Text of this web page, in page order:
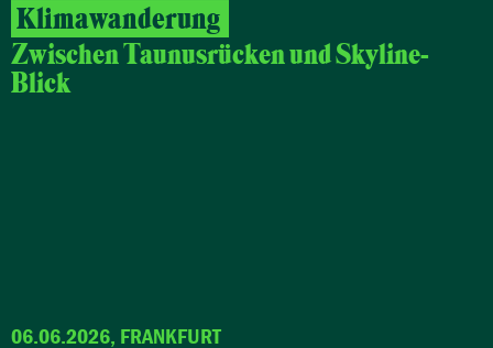
Klimawanderung
Zwischen Taunusrücken und Skyline-
Blick
06.06.2026, FRANKFURT